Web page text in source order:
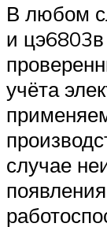
В любом
и
учёта
случае